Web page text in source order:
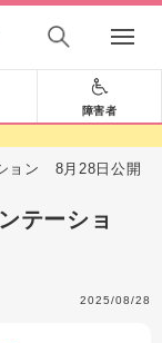
障害者
ョン 8月28日公開
テーショ
2025/08/28